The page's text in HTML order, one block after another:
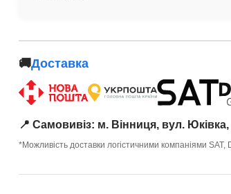
🚚Доставка
📍 Самовивіз: м. Вінниця, вул.
*Можливість доставки логістичними компаніями